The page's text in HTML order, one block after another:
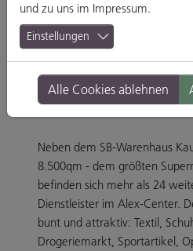
Herzlich
im Alex-
Regensburg
Neben dem SB-Warenhaus
8.500qm - dem größten
befinden sich mehr als 24
Dienstleister im Alex-Center.
bunt und attraktiv: Textil,
Drogeriemarkt, Sportartikel,
und zu uns im Impressum.
Einstellungen
Alle Cookies ablehnen